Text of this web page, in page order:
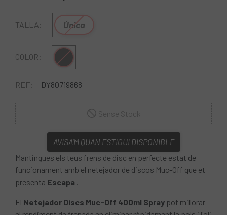
TALLA: Única
COLOR: Multi
REF: DY80719868
AVISA'M QUAN ESTIGUI DISPONIBLE
Mantingues els teus frens de disc en perfecte estat de
funcionament amb el netejador de discos Muc-Off que et
presenta Escapa .
El Netejador Discs Muc-Off 400ml Spray pot millorar